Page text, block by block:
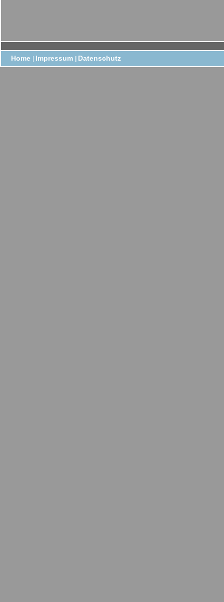
Home Impressum Datenschutz